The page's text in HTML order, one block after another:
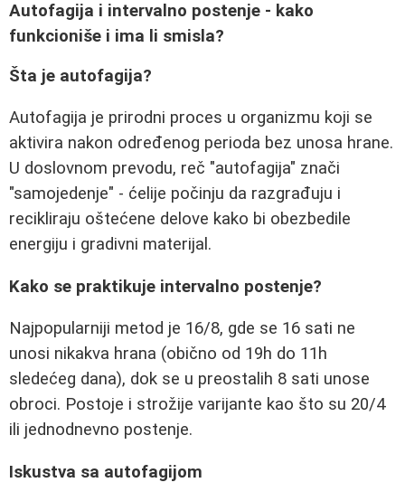
Autofagija i intervalno postenje - kako
funkcioniše i ima li smisla?
Šta je autofagija?
Autofagija je prirodni proces u organizmu koji se
aktivira nakon određenog perioda bez unosa hrane.
U doslovnom prevodu, reč "autofagija" znači
"samojedenje" - ćelije počinju da razgrađuju i
recikliraju oštećene delove kako bi obezbedile
energiju i gradivni materijal.
Kako se praktikuje intervalno postenje?
Najpopularniji metod je 16/8, gde se 16 sati ne
unosi nikakva hrana (obično od 19h do 11h
sledećeg dana), dok se u preostalih 8 sati unose
obroci. Postoje i strožije varijante kao što su 20/4
ili jednodnevno postenje.
Iskustva sa autofagijom